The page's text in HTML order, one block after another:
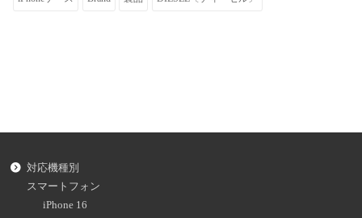
対応機種別
スマートフォン
iPhone 16